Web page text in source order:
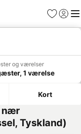
Favoritter
Log ind
og værelser
1 værelse
Kort
nær
Tyskland)